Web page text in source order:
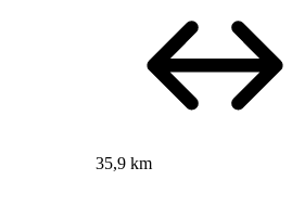
35,9 km